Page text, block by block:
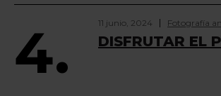
4. 11 junio, 2024 Fotografía
DISFRUTAR EL